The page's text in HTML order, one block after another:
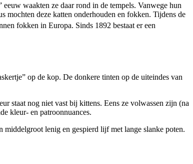
waakten ze daar rond in de tempels. Vanwege hun
mochten deze katten onderhouden en fokken. Tijdens de
fokken in Europa. Sinds 1892 bestaat er een
op de kop. De donkere tinten op de uiteindes van
staat nog niet vast bij kittens. Eens ze volwassen zijn (na
kleur- en patroonnuances.
middelgroot lenig en gespierd lijf met lange slanke poten.